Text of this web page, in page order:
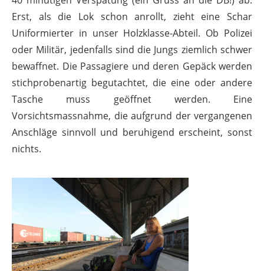
Erst, als die Lok schon anrollt, zieht eine Schar
Uniformierter in unser Holzklasse-Abteil. Ob Polizei
oder Militär, jedenfalls sind die Jungs ziemlich schwer
bewaffnet. Die Passagiere und deren Gepäck werden
stichprobenartig begutachtet, die eine oder andere
Tasche muss geöffnet werden. Eine
Vorsichtsmassnahme, die aufgrund der vergangenen
Anschläge sinnvoll und beruhigend erscheint, sonst
nichts.